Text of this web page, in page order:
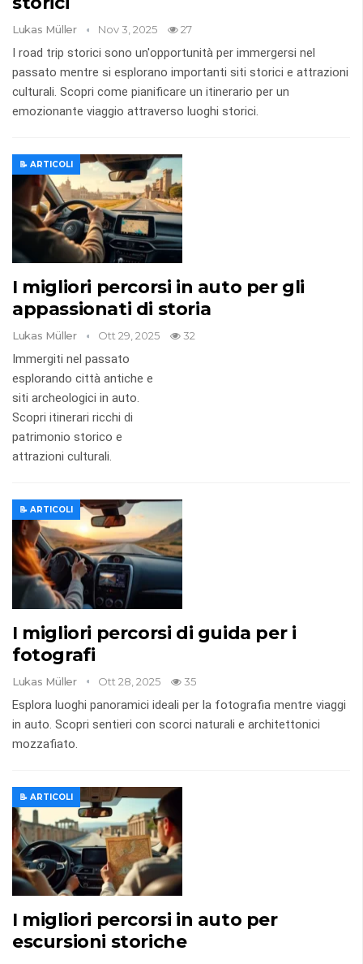
Lukas Müller Nov 3, 2025 27
I road trip storici sono un'opportunità per immergersi nel
passato mentre si esplorano importanti siti storici e attrazioni
culturali. Scopri come pianificare un itinerario per un
emozionante viaggio attraverso luoghi storici.
📝 ARTICOLI
I migliori percorsi in auto per gli
appassionati di storia
Lukas Müller Ott 29, 2025 32
Immergiti nel passato
esplorando città antiche e
siti archeologici in auto.
Scopri itinerari ricchi di
patrimonio storico e
attrazioni culturali.
📝 ARTICOLI
I migliori percorsi di guida per i
fotografi
Lukas Müller Ott 28, 2025 35
Esplora luoghi panoramici ideali per la fotografia mentre viaggi
in auto. Scopri sentieri con scorci naturali e architettonici
mozzafiato.
📝 ARTICOLI
I migliori percorsi in auto per
escursioni storiche